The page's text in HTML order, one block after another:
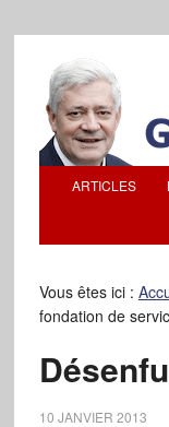
ARTICLES
Vous êtes ici :
fondation de
10 JANVIER 2013